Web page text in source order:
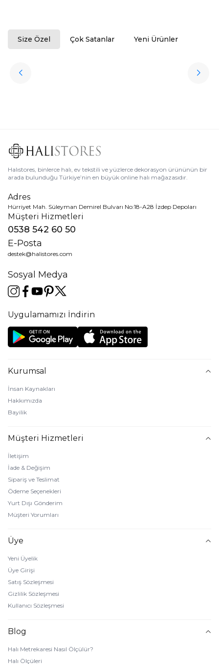
Size Özel Çok Satanlar Yeni Ürünler
Favorilere Ekle
Halıstores
3.909,80
Halıstores, binlerce halı, ev tekstili ve yüzlerce dekorasyon ürününün bir
arada bulunduğu Türkiye’nin en büyük online halı mağazasıdır.
Adres
Hürriyet Mah. Süleyman Demirel Bulvarı No:18-A28 İzdep Depoları
Müşteri Hizmetleri
0538 542 60 50
E-Posta
destek@halistores.com
Sosyal Medya
Uygulamamızı İndirin
Kurumsal
İnsan Kaynakları
Hakkımızda
Bayilik
Müşteri Hizmetleri
İletişim
İade & Değişim
Sipariş ve Teslimat
Ödeme Seçenekleri
Yurt Dışı Gönderim
Müşteri Yorumları
Üye
Yeni Üyelik
Üye Girişi
Satış Sözleşmesi
Gizlilik Sözleşmesi
Kullanıcı Sözleşmesi
Blog
Halı Metrekaresi Nasıl Ölçülür?
Halı Ölçüleri